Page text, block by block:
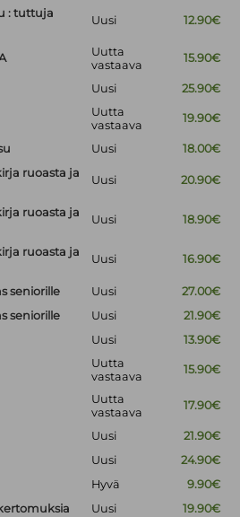
: tuttuja
Uusi 12.90€
Uutta
vastaava
15.90€
Uusi 25.90€
Uutta
vastaava
19.90€
Uusi
18.00€
ruoasta ja
Uusi 20.90€
ruoasta ja
Uusi 18.90€
ruoasta ja
Uusi 16.90€
seniorille Uusi
27.00€
seniorille
Uusi
21.90€
Uusi 13.90€
Uutta
vastaava
15.90€
Uutta
vastaava
17.90€
Uusi
21.90€
Uusi
24.90€
Hyvä
9.90€
Uusi
19.90€